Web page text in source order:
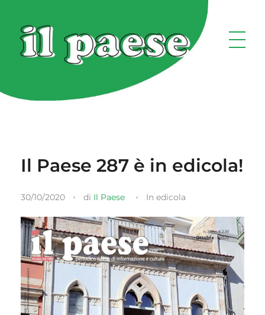
Il Paese 287 è in edicola!
30/10/2020 di Il Paese In edicola